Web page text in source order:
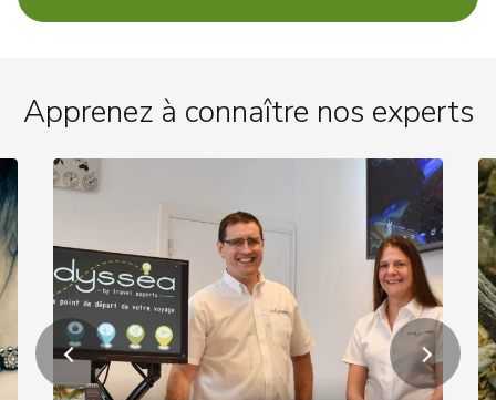
Apprenez à connaître nos experts